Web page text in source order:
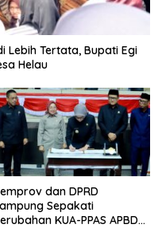
Lebih Tertata, Bupati Egi
Helau
dan DPRD
Sepakati
KUA-PPAS APBD